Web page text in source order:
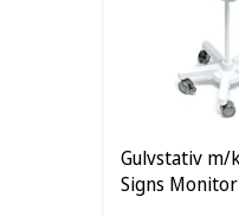
Gulvstativ m/
Signs Monitor